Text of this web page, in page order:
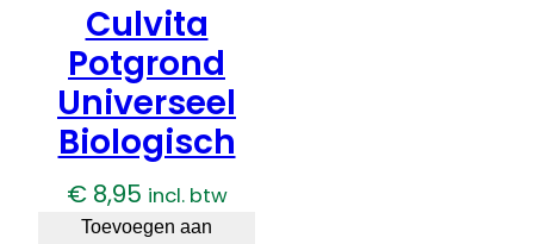
Culvita
Potgrond
Universeel
Biologisch
€8,95 incl. btw
Toevoegen aan